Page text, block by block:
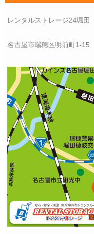
レンタルストレージ24堀田
名古屋市瑞穂区明前町1-15